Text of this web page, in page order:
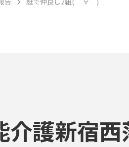
介護新宿西